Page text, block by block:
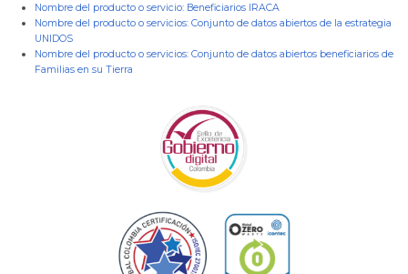
Nombre del producto o servicio: Beneficiarios IRACA
Nombre del producto o servicios: Conjunto de datos abiertos de la estrategia
UNIDOS
Nombre del producto o servicios: Conjunto de datos abiertos beneficiarios de
Familias en su Tierra